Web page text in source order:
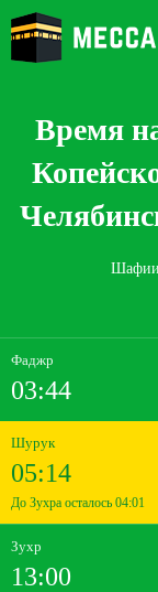
Время
Фаджр
03:44
Шурук
05:14
До Зухра осталось 04:01
Зухр
13:00